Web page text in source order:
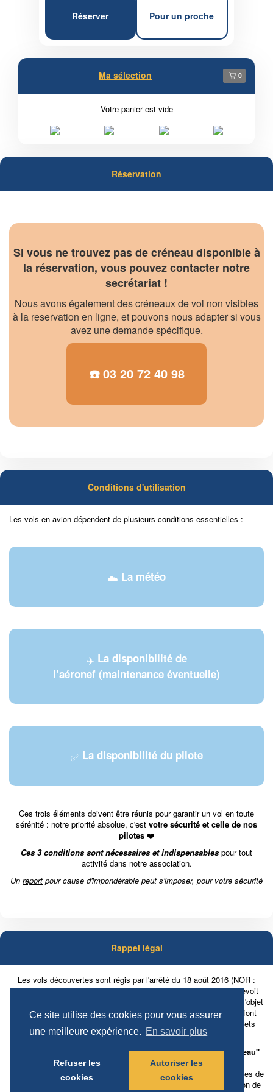
Ce site utilise des cookies pour vous assurer
une meilleure expérience. En savoir plus
Refuser les
cookies
Autoriser les
cookies
Réserver Pour un proche
Ma sélection 0
Votre panier est vide
Réservation
Si vous ne trouvez pas de créneau disponible à
la réservation, vous pouvez contacter notre
secrétariat !
Nous avons également des créneaux de vol non visibles
à la reservation en ligne, et pouvons nous adapter si vous
avez une demande spécifique.
☎️03 20 72 40 98
Conditions d'utilisation
Les vols en avion dépendent de plusieurs conditions essentielles :
☁️ La météo
✈️ La disponibilité de
l’aéronef (maintenance éventuelle)
✅ La disponibilité du pilote
Ces trois éléments doivent être réunis pour garantir un vol en toute
sérénité : notre priorité absolue, c'est votre sécurité et celle de nos
pilotes❤️
Ces 3 conditions sont nécessaires et indispensables pour tout
activité dans notre association.
Un report pour cause d'impondérable peut s'imposer, pour votre sécurité
Rappel légal
Les vols découvertes sont régis par l'arrêté du 18 août 2016 (NOR :
DEVA1619476A), précisant le règlement (UE) nº965/2012, qui prévoit
notamment, selon l'article 7, que « les vols de découverte ne font l'objet
d'aucune publicité à titre onéreux ni d'aucun démarchage. Ils ne font
notamment l'objet d'aucune offre commerciale au moyen de coffrets
cadeaux ».
Ainsi, l'UALRT n'est partenaire d'aucune société de "box cadeau"
De plus, les vols découvertes de l'UALRT respèctent tous les termes de
l'Arrêté du 18 août 2016 relatif aux éléments laissés à l'appréciation de